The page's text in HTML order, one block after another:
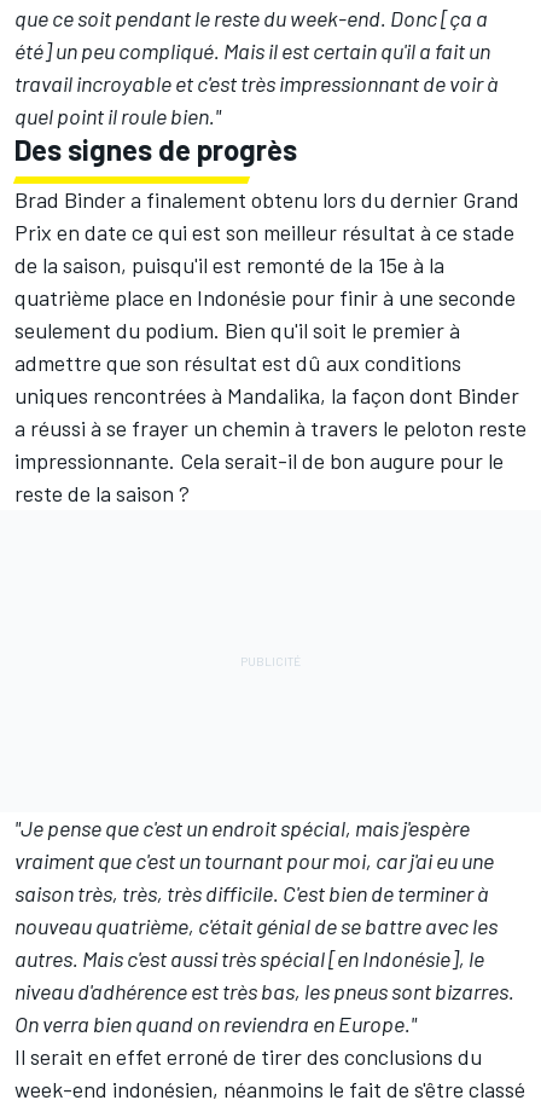
que ce soit pendant le reste du week-end. Donc [ça a
été] un peu compliqué. Mais il est certain qu'il a fait un
travail incroyable et c'est très impressionnant de voir à
quel point il roule bien."
Des signes de progrès
Brad Binder a finalement obtenu lors du dernier Grand
Prix en date ce qui est son meilleur résultat à ce stade
de la saison, puisqu'il est remonté de la 15e à la
quatrième place en Indonésie pour finir à une seconde
seulement du podium. Bien qu'il soit le premier à
admettre que son résultat est dû aux conditions
uniques rencontrées à Mandalika, la façon dont Binder
a réussi à se frayer un chemin à travers le peloton reste
impressionnante. Cela serait-il de bon augure pour le
reste de la saison ?
"Je pense que c'est un endroit spécial, mais j'espère
vraiment que c'est un tournant pour moi, car j'ai eu une
saison très, très, très difficile. C'est bien de terminer à
nouveau quatrième, c'était génial de se battre avec les
autres. Mais c'est aussi très spécial [en Indonésie], le
niveau d'adhérence est très bas, les pneus sont bizarres.
On verra bien quand on reviendra en Europe."
Il serait en effet erroné de tirer des conclusions du
week-end indonésien, néanmoins le fait de s'être classé